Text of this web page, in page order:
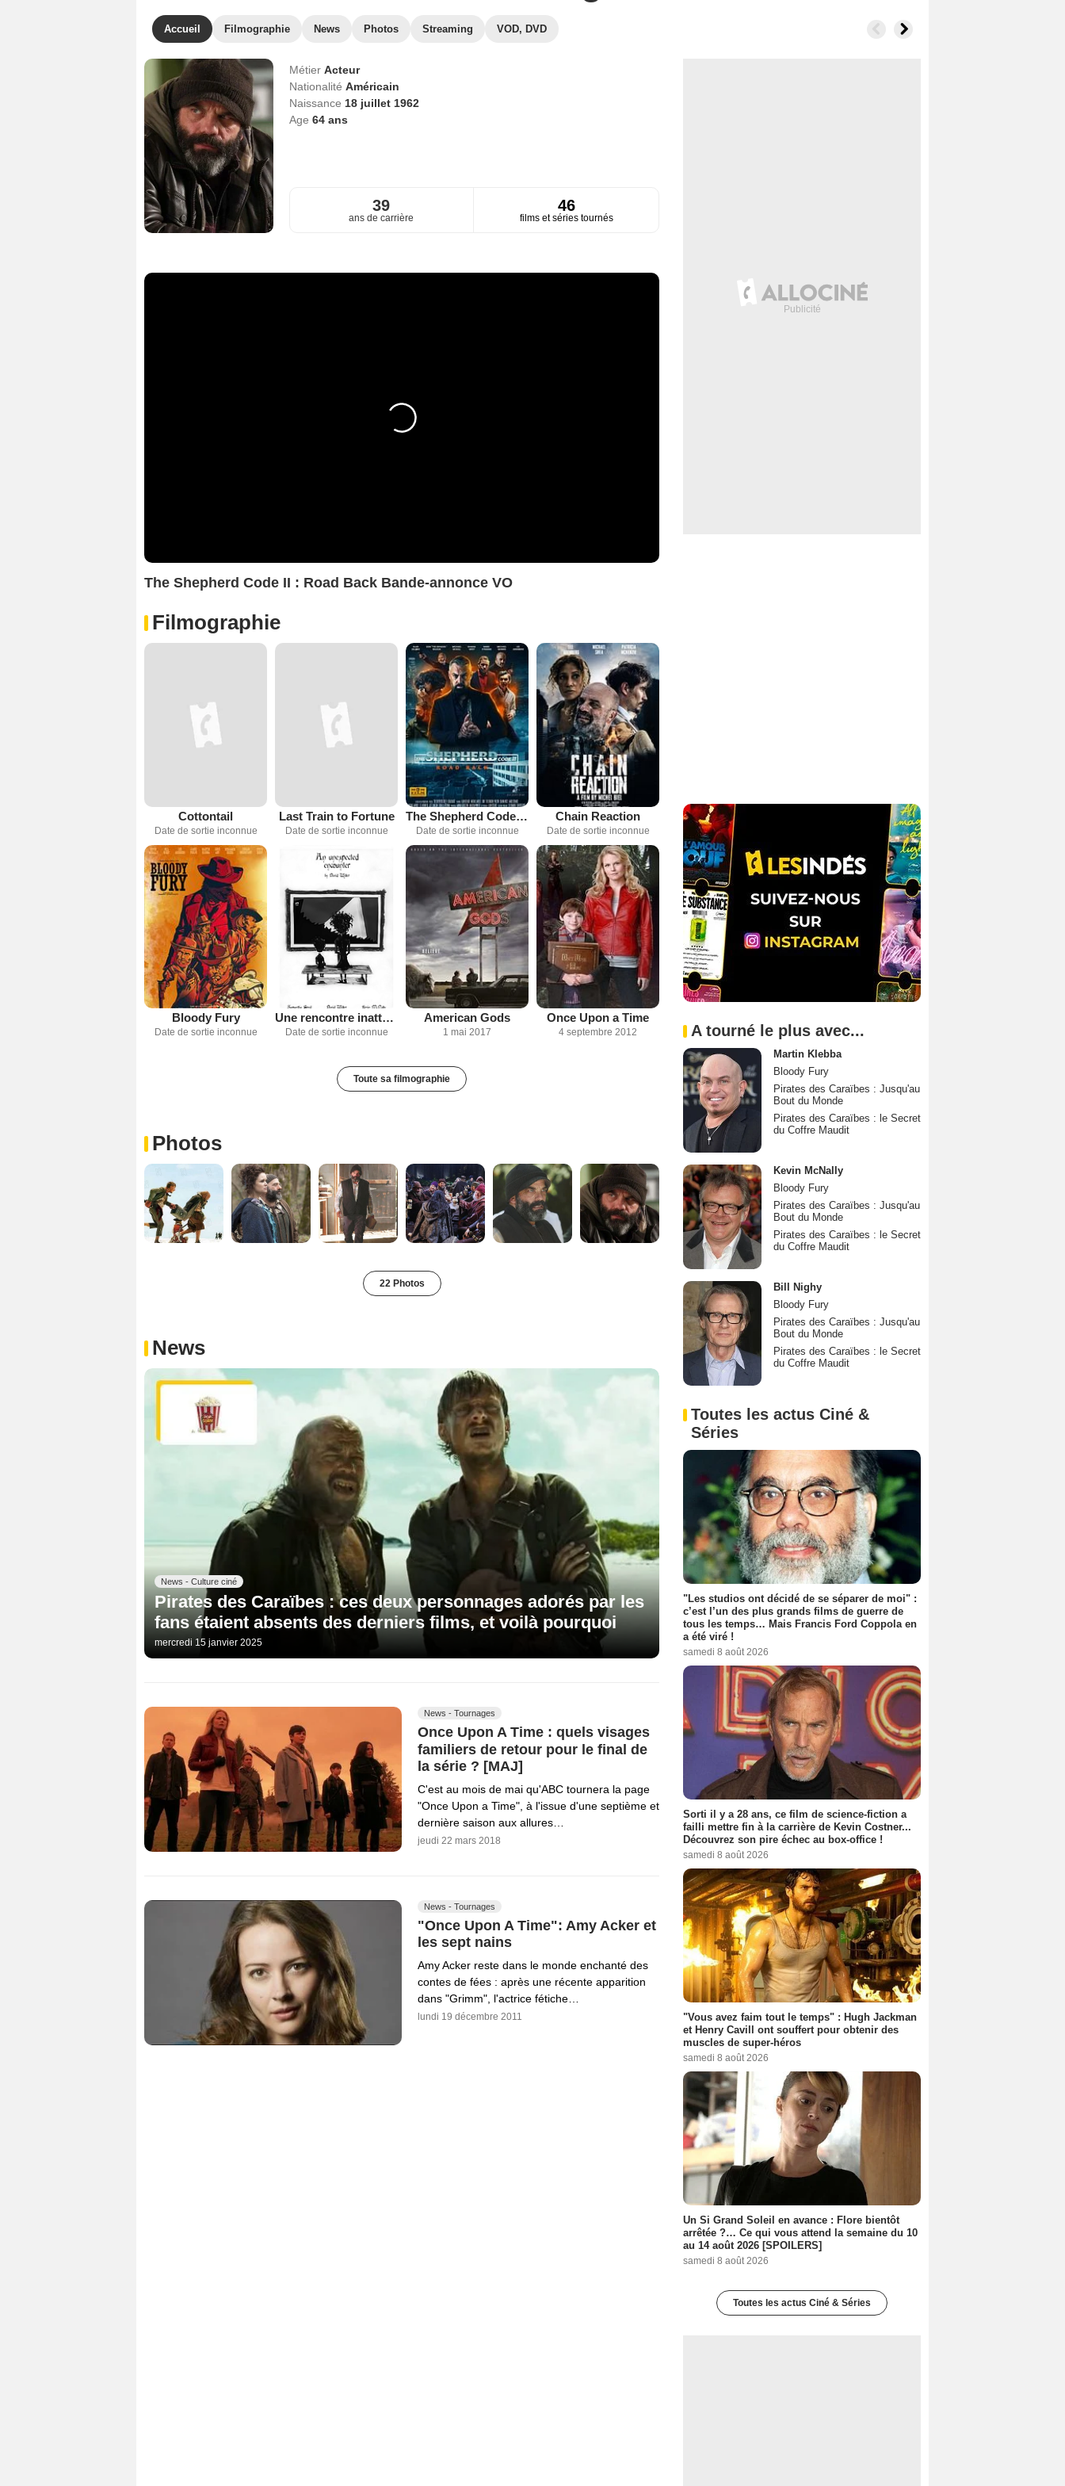
Accueil Filmographie News Photos Streaming VOD, DVD
Métier Acteur
Nationalité Américain
Naissance 18 juillet 1962
Age 64ans
39
ans de carrière
46
films et séries tournés
The Shepherd Code II : Road Back Bande-annonce VO
Filmographie
Cottontail
Date de sortie inconnue
Last Train to Fortune
Date de sortie inconnue
The Shepherd Code II : Road Back
Date de sortie inconnue
Chain Reaction
Date de sortie inconnue
Bloody Fury
Date de sortie inconnue
Une rencontre inattendue
Date de sortie inconnue
American Gods
1 mai 2017
Once Upon a Time
4 septembre 2012
Toute sa filmographie
Photos
22 Photos
News
News - Culture ciné
Pirates des Caraïbes : ces deux personnages adorés par les
fans étaient absents des derniers films, et voilà pourquoi
mercredi 15 janvier 2025
News - Tournages
Once Upon A Time : quels visages
familiers de retour pour le final de
la série ? [MAJ]
C'est au mois de mai qu'ABC tournera la page
"Once Upon a Time", à l'issue d'une septième et
dernière saison aux allures…
jeudi 22 mars 2018
News - Tournages
"Once Upon A Time": Amy Acker et
les sept nains
Amy Acker reste dans le monde enchanté des
contes de fées : après une récente apparition
dans "Grimm", l'actrice fétiche…
lundi 19 décembre 2011
A tourné le plus avec...
Martin Klebba
Bloody Fury
Pirates des Caraïbes : Jusqu'au
Bout du Monde
Pirates des Caraïbes : le Secret
du Coffre Maudit
Kevin McNally
Bloody Fury
Pirates des Caraïbes : Jusqu'au
Bout du Monde
Pirates des Caraïbes : le Secret
du Coffre Maudit
Bill Nighy
Bloody Fury
Pirates des Caraïbes : Jusqu'au
Bout du Monde
Pirates des Caraïbes : le Secret
du Coffre Maudit
Toutes les actus Ciné &
Séries
"Les studios ont décidé de se séparer de moi" :
c’est l’un des plus grands films de guerre de
tous les temps… Mais Francis Ford Coppola en
a été viré !
samedi 8 août 2026
Sorti il y a 28 ans, ce film de science-fiction a
failli mettre fin à la carrière de Kevin Costner...
Découvrez son pire échec au box-office !
samedi 8 août 2026
"Vous avez faim tout le temps" : Hugh Jackman
et Henry Cavill ont souffert pour obtenir des
muscles de super-héros
samedi 8 août 2026
Un Si Grand Soleil en avance : Flore bientôt
arrêtée ?… Ce qui vous attend la semaine du 10
au 14 août 2026 [SPOILERS]
samedi 8 août 2026
Toutes les actus Ciné & Séries